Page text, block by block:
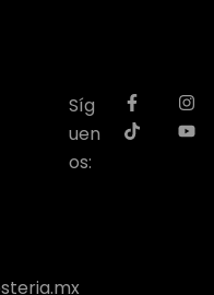
Síg
uen
os: